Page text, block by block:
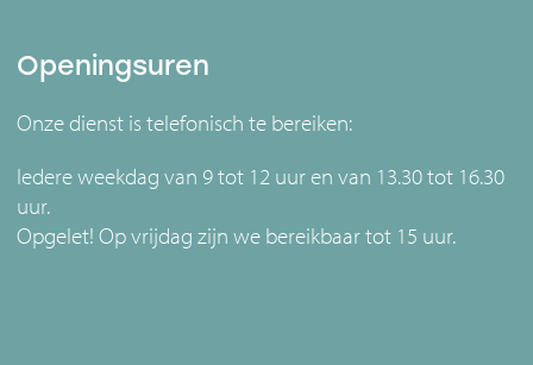
Openingsuren
Onze dienst is telefonisch te bereiken:
Iedere weekdag van 9 tot 12 uur en van 13.30 tot 16.30
uur.
Opgelet! Op vrijdag zijn we bereikbaar tot 15 uur.